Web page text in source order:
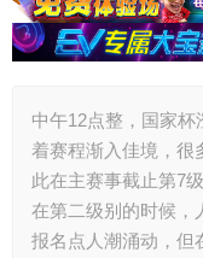
中午12点整，国家
着赛程渐入佳境，很
此在主赛事截止第7
在第二级别的时候，
报名点人潮涌动，但